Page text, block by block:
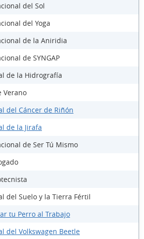
del Sol
del Yoga
de la Aniridia
de SYNGAP
de la Hidrografía
Verano
del Cáncer de Riñón
de la Jirafa
de Ser Tú Mismo
del Suelo y la Tierra Fértil
tu Perro al Trabajo
del Volkswagen Beetle